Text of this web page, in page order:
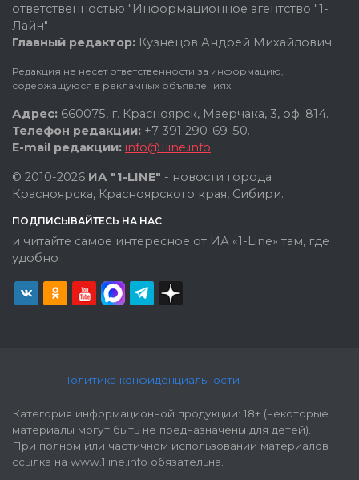
ответственностью "Информационное агентство "1-
Лайн"
Главный редактор: Кузнецов Андрей Михайлович
Редакция не несет ответственности за информацию,
содержащуюся в рекламных объявлениях.
Адрес: 660075, г. Красноярск, Маерчака, 3, оф. 814.
Телефон редакции: +7 391 290-69-50.
E-mail редакции: info@1line.info
© 2010-2026 ИА "1-LINE" - новости города
Красноярска, Красноярского края, Сибири.
ПОДПИСЫВАЙТЕСЬ НА НАС
и читайте самое интересное от ИА «1-Line» там, где
удобно
Политика конфиденциальности
Категория информационной продукции: 18+ (некоторые
материалы могут быть не предназначены для детей).
При полном или частичном использовании материалов
ссылка на www.1line.info обязательна.